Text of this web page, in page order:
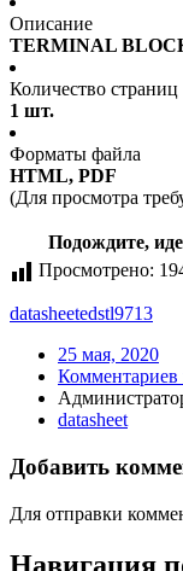
Описание
TERMINAL
Количество страниц
1 шт.
Форматы файла
HTML, PDF
(Для просмотра
Подождите,
Просмотрено:
datasheetedstl9713
25 мая, 2020
Комментариев
datasheet
Добавить
Для отправки
Навигация